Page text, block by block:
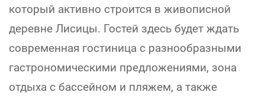
который активно строится в живописной
деревне Лисицы. Гостей здесь будет ждать
современная гостиница с разнообразными
гастрономическими предложениями, зона
отдыха с бассейном и пляжем, а также